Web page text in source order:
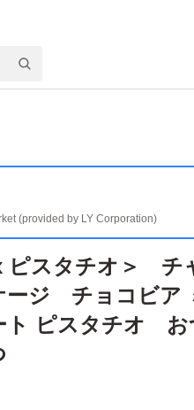
(provided by LY Corporation)
ピスタチオ＞ チ
ージ チョコビア
ト ピスタチオ お